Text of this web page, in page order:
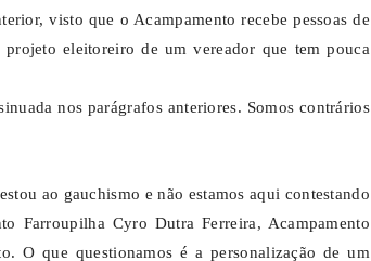
visto que o Acampamento recebe pessoas de
eleitoreiro de um vereador que tem pouca
nos parágrafos anteriores. Somos contrários
ao gauchismo e não estamos aqui contestando
Farroupilha Cyro Dutra Ferreira, Acampamento
O que questionamos é a personalização de um